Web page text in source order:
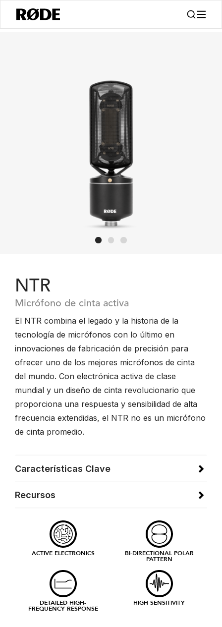
NTR
Micrófono de cinta activa
El NTR combina el legado y la historia de la
tecnología de micrófonos con lo último en
innovaciones de fabricación de precisión para
ofrecer uno de los mejores micrófonos de cinta
del mundo. Con electrónica activa de clase
mundial y un diseño de cinta revolucionario que
proporciona una respuesta y sensibilidad de alta
frecuencia extendidas, el NTR no es un micrófono
de cinta promedio.
Características Clave
Recursos
ACTIVE ELECTRONICS BI-DIRECTIONAL POLAR
PATTERN
DETAILED HIGH-
FREQUENCY RESPONSE
HIGH SENSITIVITY